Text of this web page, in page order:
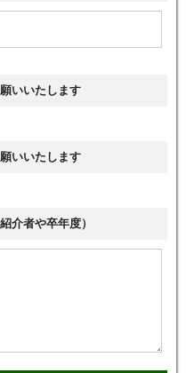
いいたします
いいたします
介者や卒年度）